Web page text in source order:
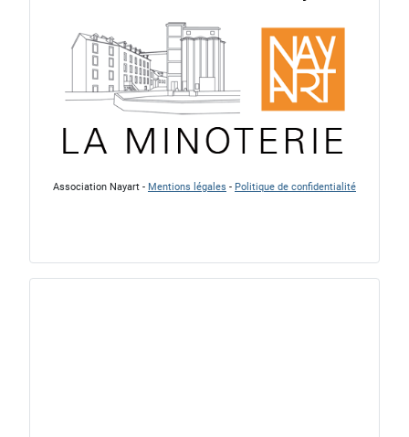
Association Nayart - Mentions légales - Politique de confidentialité